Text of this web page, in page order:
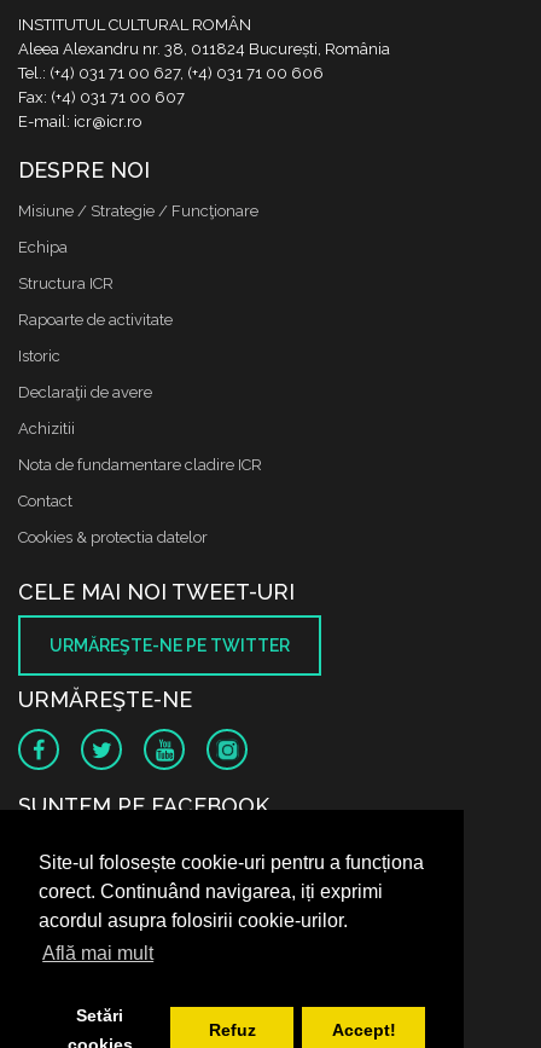
Site-ul folosește cookie-uri pentru a funcționa
corect. Continuând navigarea, iți exprimi
acordul asupra folosirii cookie-urilor.
Află mai mult
Setări
Refuz Accept!
INSTITUTUL CULTURAL ROMÂN
Aleea Alexandru nr. 38, 011824 București, România
Tel.: (+4) 031 71 00 627, (+4) 031 71 00 606
Fax: (+4) 031 71 00 607
E-mail: icr@icr.ro
DESPRE NOI
Misiune / Strategie / Funcţionare
Echipa
Structura ICR
Rapoarte de activitate
Istoric
Declaraţii de avere
Achizitii
Nota de fundamentare cladire ICR
Contact
Cookies & protectia datelor
CELE MAI NOI TWEET-URI
URMĂREŞTE-NE PE TWITTER
URMĂREŞTE-NE
SUNTEM PE FACEBOOK